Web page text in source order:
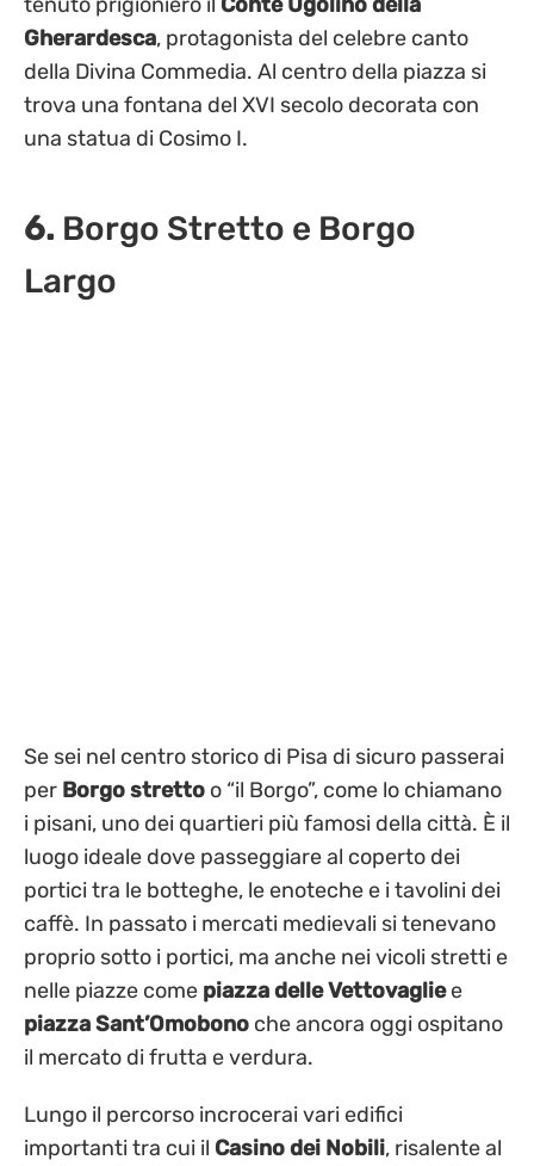
Gherardesca, protagonista del celebre canto
della Divina Commedia. Al centro della piazza si
trova una fontana del XVI secolo decorata con
una statua di Cosimo I.
6. Borgo Stretto e Borgo
Largo
Se sei nel centro storico di Pisa di sicuro passerai
per Borgo stretto o “il Borgo”, come lo chiamano
i pisani, uno dei quartieri più famosi della città. È il
luogo ideale dove passeggiare al coperto dei
portici tra le botteghe, le enoteche e i tavolini dei
caffè. In passato i mercati medievali si tenevano
proprio sotto i portici, ma anche nei vicoli stretti e
nelle piazze come piazza delle Vettovagliee
piazza Sant’Omobono che ancora oggi ospitano
il mercato di frutta e verdura.
Lungo il percorso incrocerai vari edifici
importanti tra cui il Casino dei Nobili, risalente al